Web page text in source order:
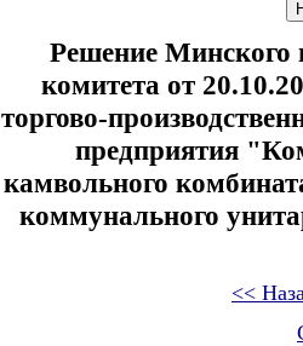
Решение Минского
комитета от
торгово-
предприятия
камвольного
коммунального
<<